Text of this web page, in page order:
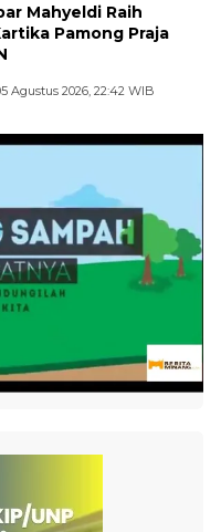
Mahyeldi Raih
Pamong Praja
Agustus 2026, 22:42 WIB